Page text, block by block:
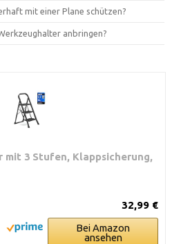
mit einer Plane schützen?
anbringen?
mit 3 Stufen, Klappsicherung,
32,99 €
Bei Amazon
ansehen